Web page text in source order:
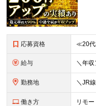
応募資格
給与
勤務地
働き方 リモ